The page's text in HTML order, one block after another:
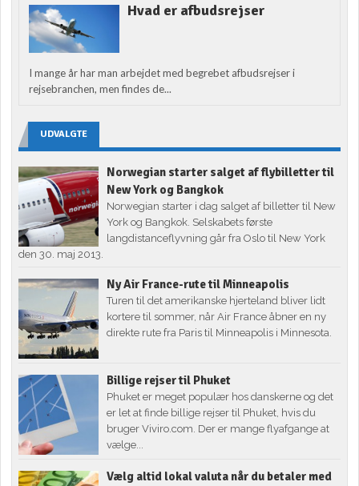
Hvad er afbudsrejser
I mange år har man arbejdet med begrebet afbudsrejser i
rejsebranchen, men findes de...
UDVALGTE
Norwegian starter salget af flybilletter til
New York og Bangkok
Norwegian starter i dag salget af billetter til New
York og Bangkok. Selskabets første
langdistanceflyvning går fra Oslo til New York
den 30. maj 2013.
Ny Air France-rute til Minneapolis
Turen til det amerikanske hjerteland bliver lidt
kortere til sommer, når Air France åbner en ny
direkte rute fra Paris til Minneapolis i Minnesota.
Billige rejser til Phuket
Phuket er meget populær hos danskerne og det
er let at finde billige rejser til Phuket, hvis du
bruger Viviro.com. Der er mange flyafgange at
vælge...
Vælg altid lokal valuta når du betaler med